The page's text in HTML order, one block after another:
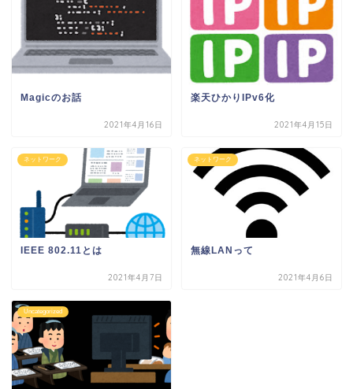
Magicのお話
2021年4月16日
楽天ひかりIPv6化
2021年4月15日
ネットワーク
IEEE 802.11とは
2021年4月7日
ネットワーク
無線LANって
2021年4月6日
Uncategorized